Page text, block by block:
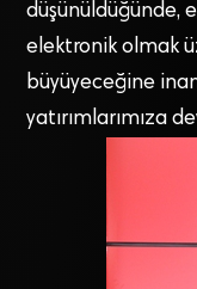
düşünüldüğünde,
elektronik olmak
büyüyeceğine
yatırımlarımıza